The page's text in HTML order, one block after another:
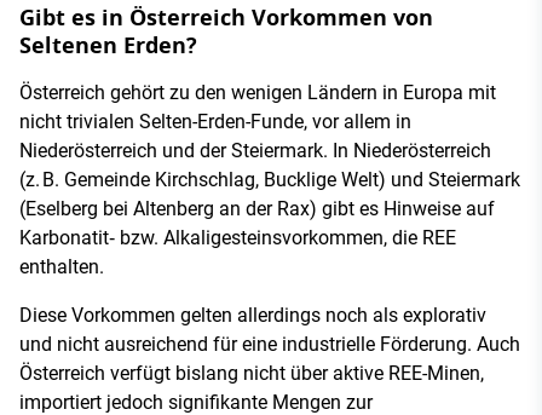
Gibt es in Österreich Vorkommen von
Seltenen Erden?
Österreich gehört zu den wenigen Ländern in Europa mit
nicht trivialen Selten-Erden-Funde, vor allem in
Niederösterreich und der Steiermark. In Niederösterreich
(z. B. Gemeinde Kirchschlag, Bucklige Welt) und Steiermark
(Eselberg bei Altenberg an der Rax) gibt es Hinweise auf
Karbonatit‑ bzw. Alkaligesteinsvorkommen, die REE
enthalten.
Diese Vorkommen gelten allerdings noch als explorativ
und nicht ausreichend für eine industrielle Förderung. Auch
Österreich verfügt bislang nicht über aktive REE-Minen,
importiert jedoch signifikante Mengen zur